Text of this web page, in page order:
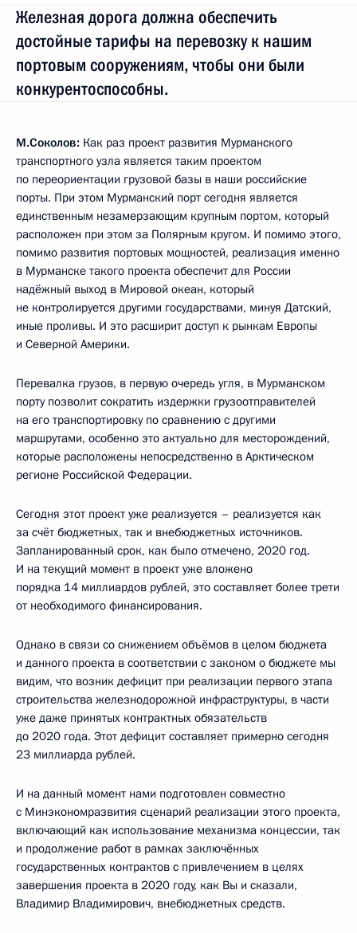
Железная дорога должна обеспечить
достойные тарифы на перевозку к нашим
портовым сооружениям, чтобы они были
конкурентоспособны.
М.Соколов: Как раз проект развития Мурманского
транспортного узла является таким проектом
по переориентации грузовой базы в наши российские
порты. При этом Мурманский порт сегодня является
единственным незамерзающим крупным портом, который
расположен при этом за Полярным кругом. И помимо этого,
помимо развития портовых мощностей, реализация именно
в Мурманске такого проекта обеспечит для России
надёжный выход в Мировой океан, который
не контролируется другими государствами, минуя Датский,
иные проливы. И это расширит доступ к рынкам Европы
и Северной Америки.
Перевалка грузов, в первую очередь угля, в Мурманском
порту позволит сократить издержки грузоотправителей
на его транспортировку по сравнению с другими
маршрутами, особенно это актуально для месторождений,
которые расположены непосредственно в Арктическом
регионе Российской Федерации.
Сегодня этот проект уже реализуется – реализуется как
за счёт бюджетных, так и внебюджетных источников.
Запланированный срок, как было отмечено, 2020 год.
И на текущий момент в проект уже вложено
порядка 14 миллиардов рублей, это составляет более трети
от необходимого финансирования.
Однако в связи со снижением объёмов в целом бюджета
и данного проекта в соответствии с законом о бюджете мы
видим, что возник дефицит при реализации первого этапа
строительства железнодорожной инфраструктуры, в части
уже даже принятых контрактных обязательств
до 2020 года. Этот дефицит составляет примерно сегодня
23 миллиарда рублей.
И на данный момент нами подготовлен совместно
с Минэкономразвития сценарий реализации этого проекта,
включающий как использование механизма концессии, так
и продолжение работ в рамках заключённых
государственных контрактов с привлечением в целях
завершения проекта в 2020 году, как Вы и сказали,
Владимир Владимирович, внебюджетных средств.